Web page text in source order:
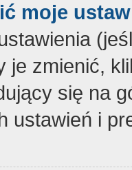
moje
je zmienić,
się na
ustawień i